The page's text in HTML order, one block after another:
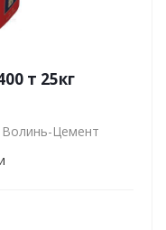
т 25кг
Цемент